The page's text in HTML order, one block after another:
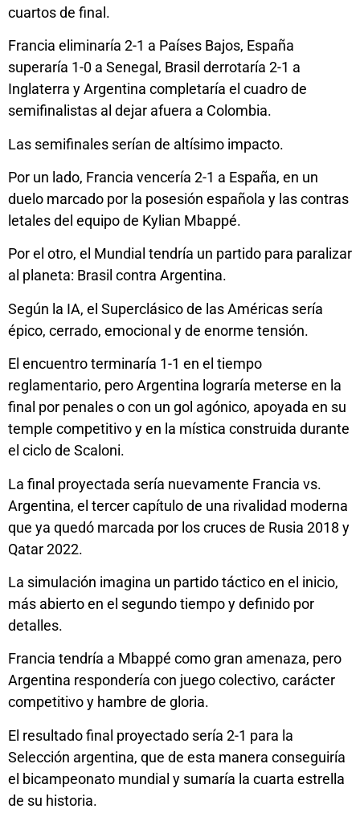
cuartos de final.
Francia eliminaría 2-1 a Países Bajos, España
superaría 1-0 a Senegal, Brasil derrotaría 2-1 a
Inglaterra y Argentina completaría el cuadro de
semifinalistas al dejar afuera a Colombia.
Las semifinales serían de altísimo impacto.
Por un lado, Francia vencería 2-1 a España, en un
duelo marcado por la posesión española y las contras
letales del equipo de Kylian Mbappé.
Por el otro, el Mundial tendría un partido para paralizar
al planeta: Brasil contra Argentina.
Según la IA, el Superclásico de las Américas sería
épico, cerrado, emocional y de enorme tensión.
El encuentro terminaría 1-1 en el tiempo
reglamentario, pero Argentina lograría meterse en la
final por penales o con un gol agónico, apoyada en su
temple competitivo y en la mística construida durante
el ciclo de Scaloni.
La final proyectada sería nuevamente Francia vs.
Argentina, el tercer capítulo de una rivalidad moderna
que ya quedó marcada por los cruces de Rusia 2018 y
Qatar 2022.
La simulación imagina un partido táctico en el inicio,
más abierto en el segundo tiempo y definido por
detalles.
Francia tendría a Mbappé como gran amenaza, pero
Argentina respondería con juego colectivo, carácter
competitivo y hambre de gloria.
El resultado final proyectado sería 2-1 para la
Selección argentina, que de esta manera conseguiría
el bicampeonato mundial y sumaría la cuarta estrella
de su historia.